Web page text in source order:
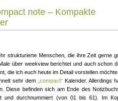
note – Kompakte
strukturierte Menschen, die ihre Zeit gerne
über weekview berichtet und auch schon
die ich euch heute im Detail vorstellen
sehr dem
„compact“ Kalender. Allerdings
Diese befinden sich am Ende des
und durchnummiert (von 01 bis 61). Im